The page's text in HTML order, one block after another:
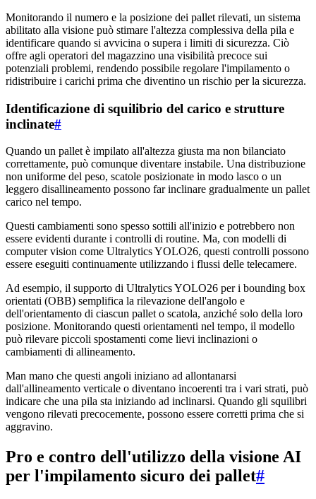
Monitorando il numero e la posizione dei pallet rilevati, un sistema
abilitato alla visione può stimare l'altezza complessiva della pila e
identificare quando si avvicina o supera i limiti di sicurezza. Ciò
offre agli operatori del magazzino una visibilità precoce sui
potenziali problemi, rendendo possibile regolare l'impilamento o
ridistribuire i carichi prima che diventino un rischio per la sicurezza.
Identificazione di squilibrio del carico e strutture
inclinate#
Quando un pallet è impilato all'altezza giusta ma non bilanciato
correttamente, può comunque diventare instabile. Una distribuzione
non uniforme del peso, scatole posizionate in modo lasco o un
leggero disallineamento possono far inclinare gradualmente un pallet
carico nel tempo.
Questi cambiamenti sono spesso sottili all'inizio e potrebbero non
essere evidenti durante i controlli di routine. Ma, con modelli di
computer vision come Ultralytics YOLO26, questi controlli possono
essere eseguiti continuamente utilizzando i flussi delle telecamere.
Ad esempio, il supporto di Ultralytics YOLO26 per i bounding box
orientati (OBB) semplifica la rilevazione dell'angolo e
dell'orientamento di ciascun pallet o scatola, anziché solo della loro
posizione. Monitorando questi orientamenti nel tempo, il modello
può rilevare piccoli spostamenti come lievi inclinazioni o
cambiamenti di allineamento.
Man mano che questi angoli iniziano ad allontanarsi
dall'allineamento verticale o diventano incoerenti tra i vari strati, può
indicare che una pila sta iniziando ad inclinarsi. Quando gli squilibri
vengono rilevati precocemente, possono essere corretti prima che si
aggravino.
Pro e contro dell'utilizzo della visione AI
per l'impilamento sicuro dei pallet#